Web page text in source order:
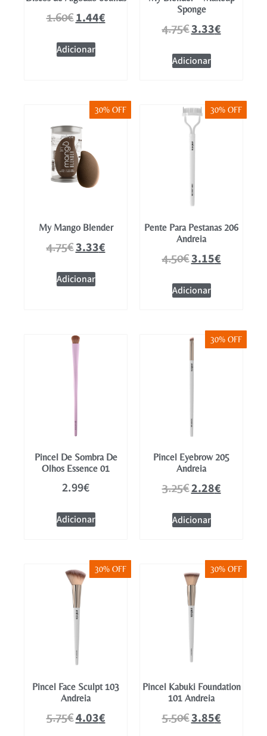
1.60€1.44€
Adicionar
Sponge
4.75€3.33€
Adicionar
30% OFF
My Mango Blender
4.75€3.33€
Adicionar
30% OFF
Pente Para Pestanas 206
Andreia
4.50€3.15€
Adicionar
Pincel De Sombra De
Olhos Essence 01
2.99€
Adicionar
30% OFF
Pincel Eyebrow 205
Andreia
3.25€2.28€
Adicionar
30% OFF
Pincel Face Sculpt 103
Andreia
5.75€4.03€
30% OFF
Pincel Kabuki Foundation
101 Andreia
5.50€3.85€